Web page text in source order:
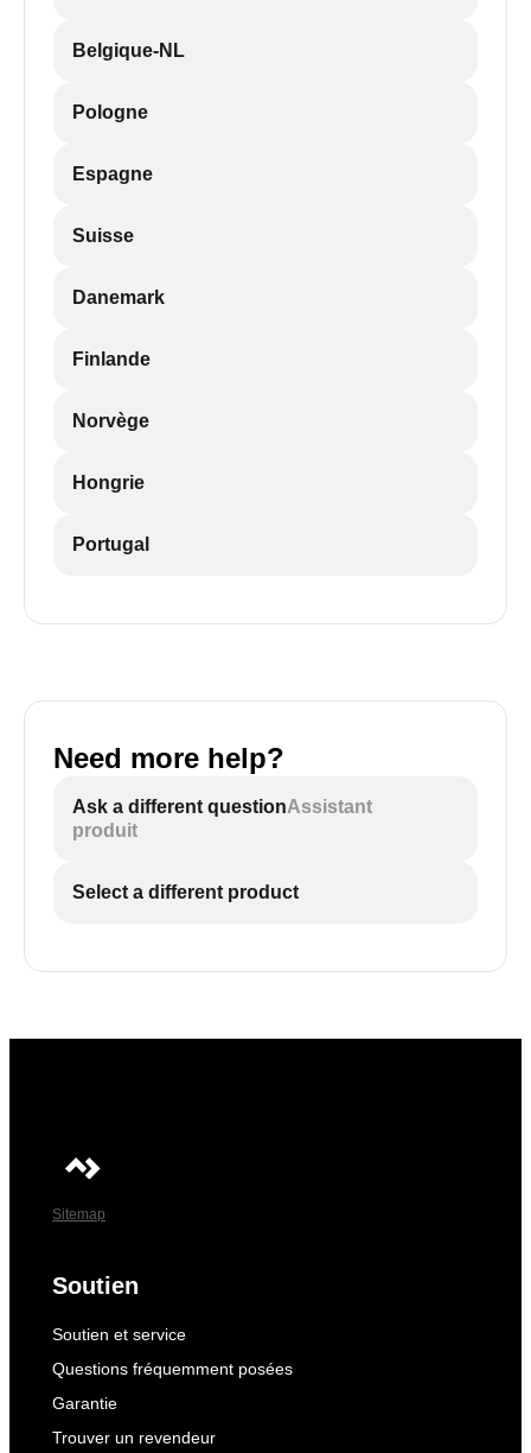
Belgique-NL
Pologne
Espagne
Suisse
Danemark
Finlande
Norvège
Hongrie
Portugal
Need more help?
Ask a different questionAssistant
produit
Select a different product
Sitemap
Soutien
Soutien et service
Questions fréquemment posées
Garantie
Trouver un revendeur